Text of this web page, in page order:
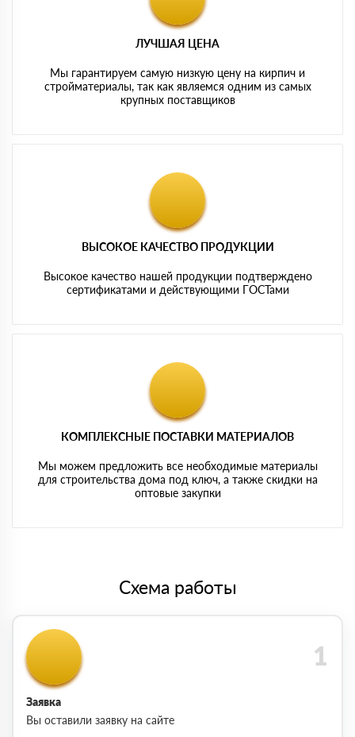
ЛУЧШАЯ ЦЕНА
Мы гарантируем самую низкую цену на кирпич и
стройматериалы, так как являемся одним из самых
крупных поставщиков
ВЫСОКОЕ КАЧЕСТВО ПРОДУКЦИИ
Высокое качество нашей продукции подтверждено
сертификатами и действующими ГОСТами
КОМПЛЕКСНЫЕ ПОСТАВКИ МАТЕРИАЛОВ
Мы можем предложить все необходимые материалы
для строительства дома под ключ, а также скидки на
оптовые закупки
Схема работы
Заявка
Вы оставили заявку на сайте